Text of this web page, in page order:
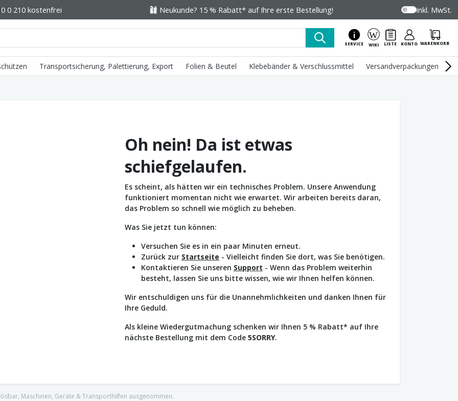
0 210 kostenfrei Neukunde? 15 % Rabatt* auf Ihre erste Bestellung! inkl. MwSt.
SERVICE WIKI LISTE KONTO WARENKORB
Transportsicherung, Palettierung, Export Folien & Beutel Klebebänder & Verschlussmittel Versandverpackungen
Oh nein! Da ist etwas
schiefgelaufen.
Es scheint, als hätten wir ein technisches Problem. Unsere Anwendung
funktioniert momentan nicht wie erwartet. Wir arbeiten bereits daran,
das Problem so schnell wie möglich zu beheben.
Was Sie jetzt tun können:
Versuchen Sie es in ein paar Minuten erneut.
Zurück zur Startseite - Vielleicht finden Sie dort, was Sie benötigen.
Kontaktieren Sie unseren Support - Wenn das Problem weiterhin
besteht, lassen Sie uns bitte wissen, wie wir Ihnen helfen können.
Wir entschuldigen uns für die Unannehmlichkeiten und danken Ihnen für
Ihre Geduld.
Als kleine Wiedergutmachung schenken wir Ihnen 5 % Rabatt* auf Ihre
nächste Bestellung mit dem Code 5SORRY.
Maschinen, Geräte & Transporthilfen ausgenommen.